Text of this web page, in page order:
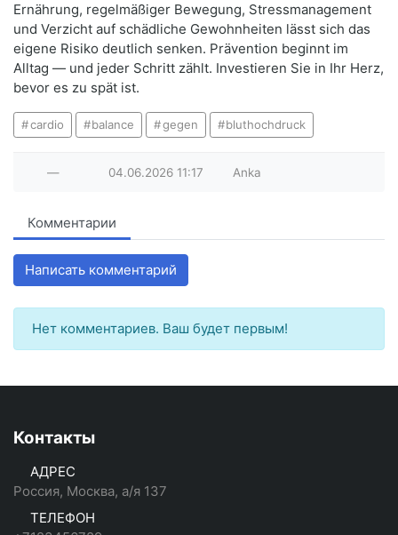
Ernährung, regelmäßiger Bewegung, Stressmanagement
und Verzicht auf schädliche Gewohnheiten lässt sich das
eigene Risiko deutlich senken. Prävention beginnt im
Alltag — und jeder Schritt zählt. Investieren Sie in Ihr Herz,
bevor es zu spät ist.
cardio balance gegen bluthochdruck
— 04.06.2026 11:17 Anka
Комментарии
Написать комментарий
Нет комментариев. Ваш будет первым!
Контакты
АДРЕС
Россия, Москва, а/я 137
ТЕЛЕФОН